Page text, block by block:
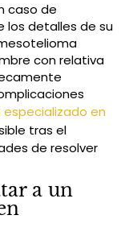
caso de
los detalles de su
con relativa
en
tras el
de resolver
a un